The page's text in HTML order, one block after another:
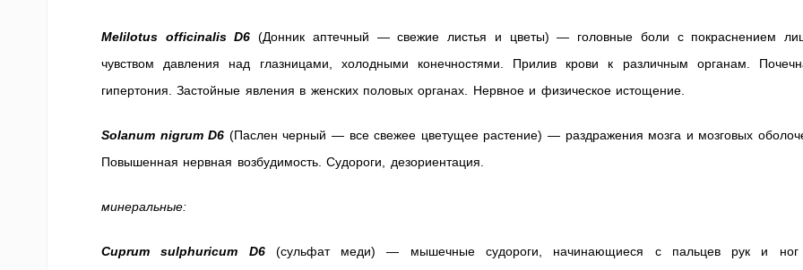
Melilotus officinalis D6 (Донник аптечный — свежие листья и цветы) — головные боли с покраснением
чувством давления над глазницами, холодными конечностями. Прилив крови к различным органам.
гипертония. Застойные явления в женских половых органах. Нервное и физическое истощение.
Solanum nigrum D6 (Паслен черный — все свежее цветущее растение) — раздражения мозга и мозговых
Повышенная нервная возбудимость. Судороги, дезориентация.
минеральные:
Cuprum sulphuricum D6(сульфат меди) — мышечные судороги, начинающиеся с пальцев рук и